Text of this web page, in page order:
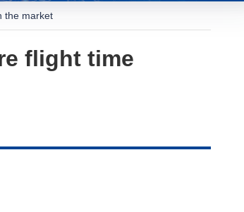
the market
flight time